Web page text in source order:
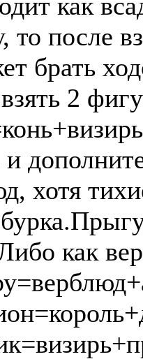
то после
брать
2
и
хотя
как